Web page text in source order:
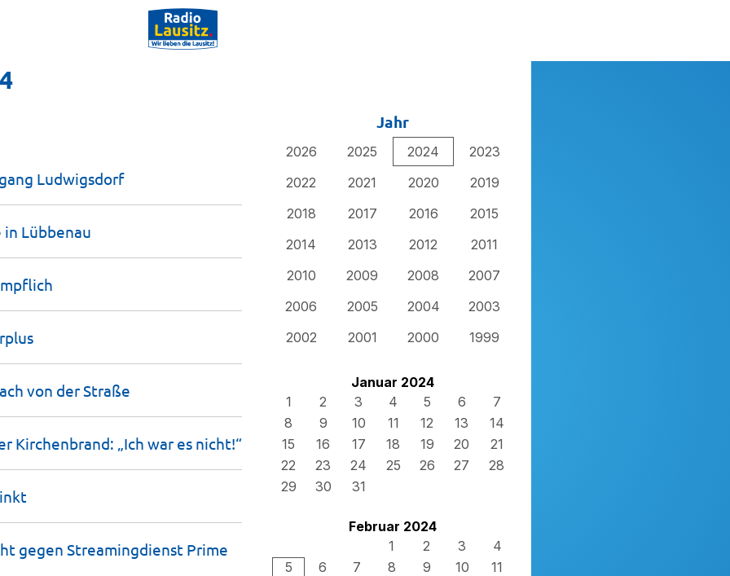
Jahr
2026 2025 2024
2023
2022
2021 2020
2019
2018
2017 2016
2015
2014
2013 2012
2011
2010
2009 2008
2007
2006
2005 2004
2003
2002
2001 2000 1999
Januar 2024
1
2 3 4 5 6
7
8
9 10 11 12 13
14
15
16 17 18 19 20
21
22
23 24 25 26 27
28
29
30 31
Februar 2024
1
2 3
4
5
6 7 8 9 10
11
Ludwigsdorf
in Lübbenau
von derStraße
Kirchenbrand: „Ich war es nicht!“
gegen Streamingdienst Prime